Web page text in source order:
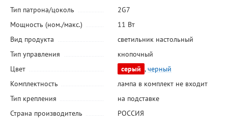
Тип патрона/цоколь
2G7
Мощность (ном./макс.)
11 Вт
Вид продукта
светильник настольный
Тип управления
кнопочный
Цвет
серый ,черный
Комплектность
лампа в комплект не входит
Тип крепления
на подставке
Страна производитель
РОССИЯ